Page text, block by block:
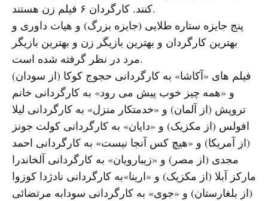
کنند. کارگردان ۶ فیلم زن هستند.
پنج جایزه ستاره طلایی (جایزه بزرگ) و هیات داوری و
بهترین کارگردان و بهترین بازیگر زن و بهترین بازیگر
مرد در نظر گرفته شده است.
فیلم های «آکاشا» به کارگردانی حجوج کوکا (از سودان)
و «همه چیز خوب پیش می رود» به کارگردانی خانم
تروپش (از آلمان) و «خدمتکار منزل» به کارگردانی لیلا
افولس (از مکزیک) و «دایان» به کارگردانی کولت جونز
(از آمریکا) و «هیچ کس آنجا نیست» به کارگردانی احمد
مجدی (از مصر) و «زیبارویان» به کارگردانی آلخاندرا
مارکز آبلا (از مکزیک) و «ارینا»‌به کارگردانی نادژدا کوزوا
(از بلغارستان) و «جوی» به کارگردانی سودابه مرتضائی